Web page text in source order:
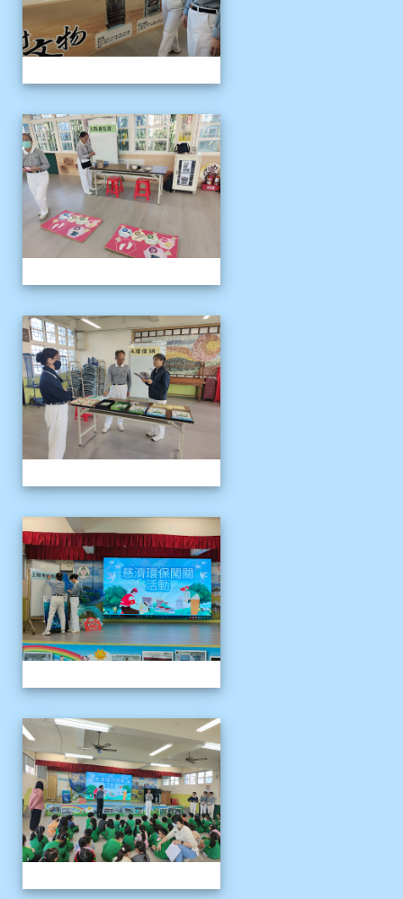
1141121慈濟環保闖關活動
1141121慈濟環保闖關活動
1141121慈濟環保闖關活動